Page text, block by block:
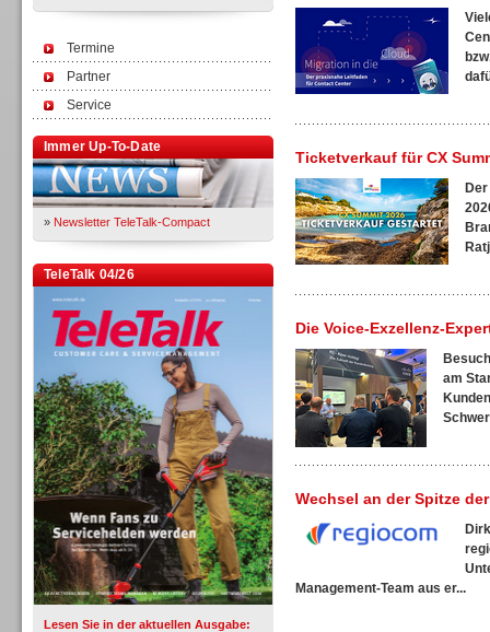
Termine
Partner
Service
Immer Up-To-Date
» Newsletter TeleTalk-Compact
TeleTalk 04/26
Lesen Sie in der aktuellen Ausgabe:
TK- und ACD-Systeme
Ticketverkauf für CX
Die Voice-Exzellenz-
am
Wechsel an der Spitze
Management-Team aus er...